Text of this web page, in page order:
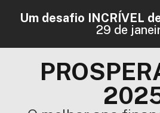
Um desafio INCRÍVEL
29 de